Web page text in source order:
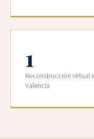
1
Reconstrucción virtual
Valencia